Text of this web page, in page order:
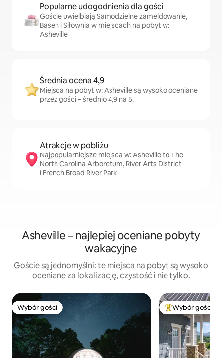
Popularne udogodnienia dla gości
Goście uwielbiają Samodzielne zameldowanie,
Basen i Siłownia w miejscach na pobyt w:
Asheville
Średnia ocena 4,9
Miejsca na pobyt w: Asheville są wysoko oceniane
przez gości – średnio 4,9 na 5.
Atrakcje w pobliżu
Najpopularniejsze miejsca w: Asheville to The
North Carolina Arboretum, River Arts District
i French Broad River Park
Asheville – najlepiej oceniane pobyty
wakacyjne
Goście są jednomyślni: te miejsca na pobyt są wysoko
oceniane za lokalizację, czystość i nie tylko.
Wybór gości
Wybór gości Wybór gości